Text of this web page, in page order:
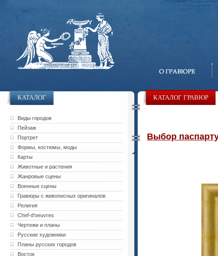
КАТАЛОГ
Виды городов
Пейзаж
Портрет
Формы, костюмы, моды
Карты
Животные и растения
Жанровые сцены
Военные сцены
Гравюры с живописных оригиналов
Религия
Chef-d'oeuvres
Чертежи и планы
Русские художники
Планы русских городов
Восток
КАТАЛОГ ГРАВЮР
Выбор